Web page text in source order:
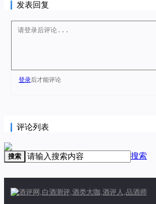
发表回复
登录后才能评论
评论列表
搜索 搜索